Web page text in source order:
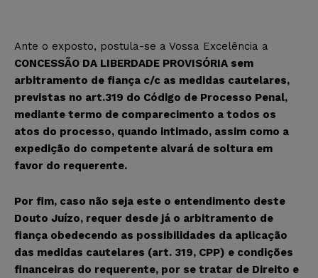
Ante o exposto, postula-se a Vossa Excelência a
CONCESSÃO DA LIBERDADE PROVISÓRIA sem
arbitramento de fiança c/c as medidas cautelares,
previstas no art.319 do Código de Processo Penal,
mediante termo de comparecimento a todos os
atos do processo, quando intimado, assim como a
expedição do competente alvará de soltura em
favor do requerente.
Por fim, caso não seja este o entendimento deste
Douto Juízo, requer desde já o arbitramento de
fiança obedecendo as possibilidades da aplicação
das medidas cautelares (art. 319, CPP) e condições
financeiras do requerente, por se tratar de Direito e